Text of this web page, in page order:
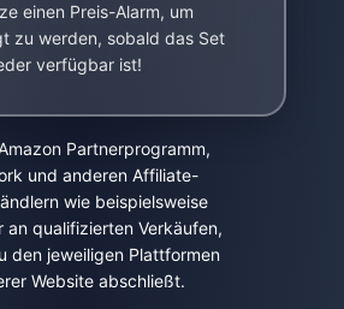
einen Preis-Alarm, um
zu werden, sobald das Set
verfügbar ist!
Partnerprogramm,
und anderen Affiliate-
wie beispielsweise
an qualifizierten Verkäufen,
den jeweiligen Plattformen
Website abschließt.